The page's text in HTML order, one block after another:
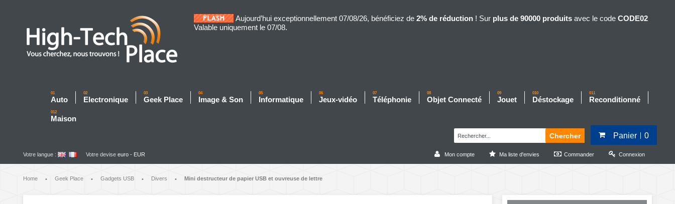
Aujourd’hui exceptionnellement 07/08/26, bénéficiez de 2% de réduction ! Sur plus de 90000 produits avec le code CODE02
Valable uniquement le 07/08.
01
Auto
02
Electronique
03
Geek Place
04
Image & Son
05
Informatique
06
Jeux-vidéo
07
Téléphonie
08
Objet Connecté
09
Jouet
010
Déstockage
011
Reconditionné
012
Maison
Panier
0
Chercher
Mon compte Ma liste d'envies Commander Connexion
Votre langue : Votre devise euro - EUR
Home • Geek Place • Gadgets USB • Divers • Mini destructeur de papier USB et ouvreuse de lettre